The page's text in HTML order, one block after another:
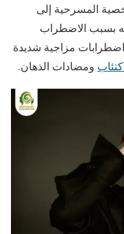
المسرحية إلى
بسبب الاضطراب
مزاجية شديدة
ومضادات الذهان.